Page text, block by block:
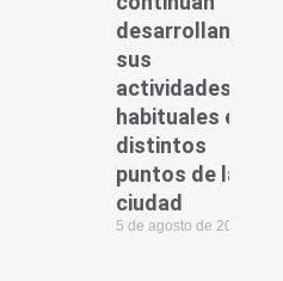
desarrollando
sus
actividades
habituales en
distintos
puntos de la
ciudad
5 de agosto de 2026